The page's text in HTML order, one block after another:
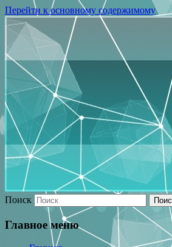
Перейти к основному содержимому
Поиск
Главное меню